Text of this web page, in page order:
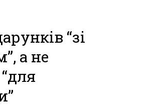
“зі
а не